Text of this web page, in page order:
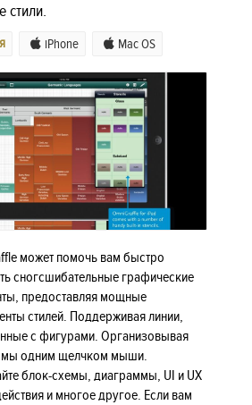
стили.
iPhone Mac OS
может помочь вам быстро
сногсшибательные графические
предоставляя мощные
стилей. Поддерживая линии,
с фигурами. Организовывая
одним щелчком мыши.
блок-схемы, диаграммы, UI и UX
и многое другое. Если вам